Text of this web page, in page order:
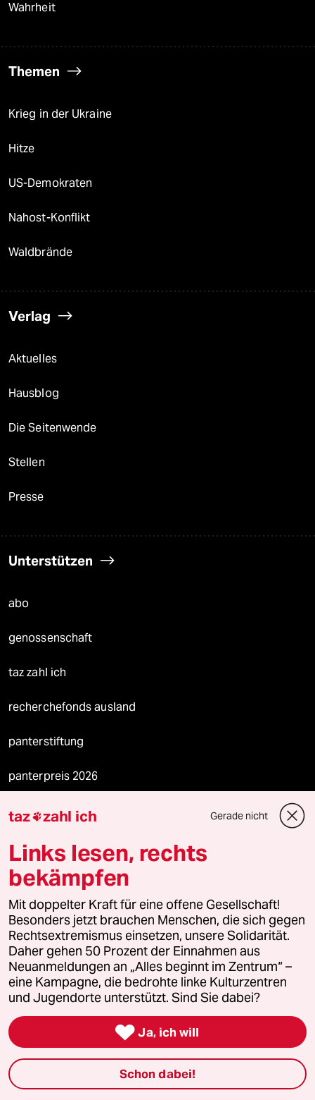
Wahrheit
Themen
Krieg in der Ukraine
Hitze
US-Demokraten
Nahost-Konflikt
Waldbrände
Verlag
Aktuelles
Hausblog
Die Seitenwende
Stellen
Presse
Unterstützen
abo
genossenschaft
taz zahl ich
recherchefonds ausland
panterstiftung
panterpreis 2026
Podcast
bundestalk
fernverbindung
klima update°
Mauerecho
Freie Rede
reingehen
taz zahl ich Gerade nicht
Links lesen, rechts
bekämpfen
Mit doppelter Kraft für eine offene Gesellschaft!
Besonders jetzt brauchen Menschen, die sich gegen
Rechtsextremismus einsetzen, unsere Solidarität.
Daher gehen 50 Prozent der Einnahmen aus
Neuanmeldungen an „Alles beginnt im Zentrum“ –
eine Kampagne, die bedrohte linke Kulturzentren
und Jugendorte unterstützt. Sind Sie dabei?
 Ja, ich will
Schon dabei!